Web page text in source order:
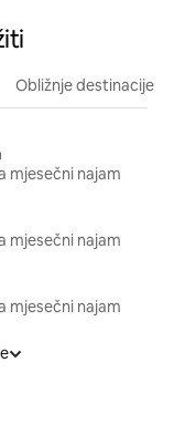
Obližnje destinacije
mjesečni najam
mjesečni najam
mjesečni najam